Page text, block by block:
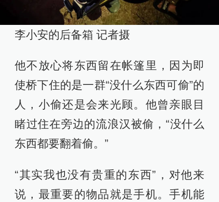
李小安的后备箱 记者摄
他不放心将东西留在帐篷里，因为即
使桥下住的是一群“没什么东西可偷”的
人，小偷还是会来光顾。他曾亲眼目
睹过住在旁边的流浪汉被偷，“没什么
东西都要翻着偷。”
“其实我也没有贵重的东西”，对他来
说，最重要的物品就是手机。手机能